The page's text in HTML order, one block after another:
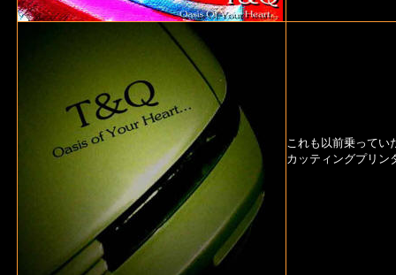
これも以前乗ってい
カッティングプリン